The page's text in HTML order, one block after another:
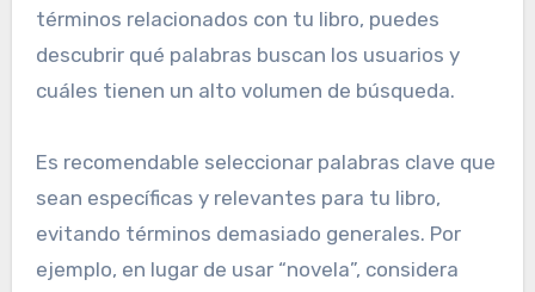
términos relacionados con tu libro, puedes
descubrir qué palabras buscan los usuarios y
cuáles tienen un alto volumen de búsqueda.
Es recomendable seleccionar palabras clave que
sean específicas y relevantes para tu libro,
evitando términos demasiado generales. Por
ejemplo, en lugar de usar “novela”, considera